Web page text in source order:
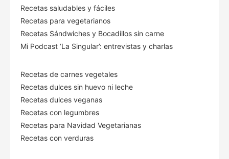
Recetas saludables y fáciles
Recetas para vegetarianos
Recetas Sándwiches y Bocadillos sin carne
Mi Podcast ‘La Singular’: entrevistas y charlas
Recetas de carnes vegetales
Recetas dulces sin huevo ni leche
Recetas dulces veganas
Recetas con legumbres
Recetas para Navidad Vegetarianas
Recetas con verduras